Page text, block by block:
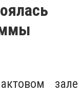
зале